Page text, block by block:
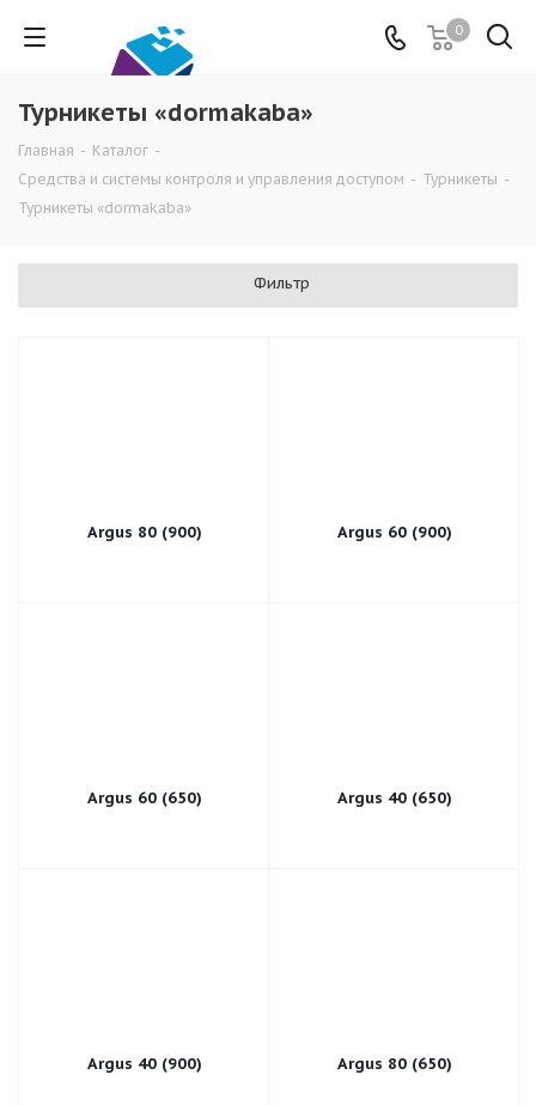
0
Турникеты «dormakaba»
Главная - Каталог -
Средства и системы контроля и управления доступом - Турникеты -
Турникеты «dormakaba»
Фильтр
Argus 80 (900) Argus 60 (900)
Argus 60 (650) Argus 40 (650)
Argus 40 (900) Argus 80 (650)